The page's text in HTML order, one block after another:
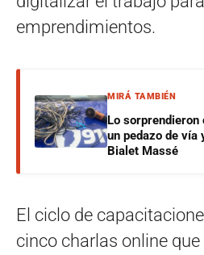
emprendimientos.
MIRÁ TAMBIÉN
Lo sorprendieron
un pedazo de vía
Bialet Massé
El ciclo de
cinco charlas online